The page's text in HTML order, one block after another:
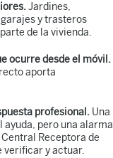
Jardines,
y trasteros
de la vivienda.
ocurre desde el móvil.
aporta
profesional. Una
ayuda, pero una alarma
Receptora de
y actuar.